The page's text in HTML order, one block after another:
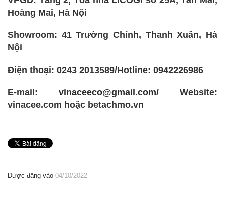
Hoàng Mai, Hà Nội
Showroom: 41 Trường Chính, Thanh Xuân, Hà
Nội
Điện thoại: 0243 2013589/Hotline: 0942226986
E-mail: vinaceeco@gmail.com/ Website:
vinacee.com hoặc betachmo.vn
Được đăng vào 04/10/2022